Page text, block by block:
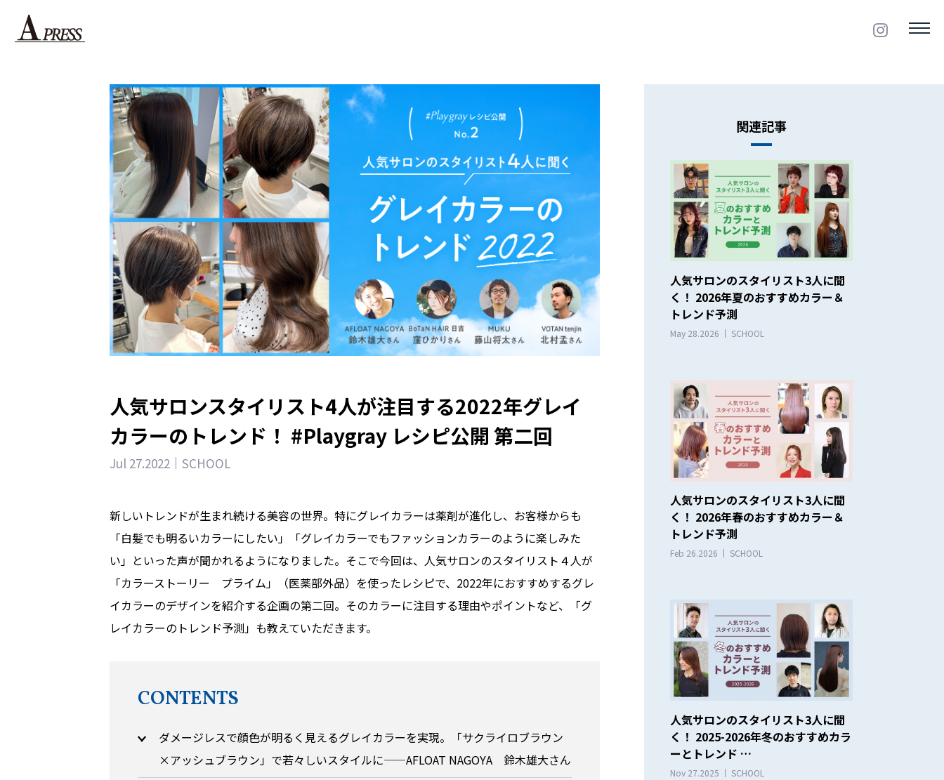
人気サロンスタイリスト4人が注目する2022年グレイ
カラーのトレンド！ #Playgray レシピ公開 第二回
Jul 27.2022 SCHOOL
新しいトレンドが生まれ続ける美容の世界。特にグレイカラーは薬剤が進化し、お客様からも
「白髪でも明るいカラーにしたい」「グレイカラーでもファッションカラーのように楽しみた
い」といった声が聞かれるようになりました。そこで今回は、人気サロンのスタイリスト４人が
「カラーストーリー プライム」（医薬部外品）を使ったレシピで、2022年におすすめするグレ
イカラーのデザインを紹介する企画の第二回。そのカラーに注目する理由やポイントなど、「グ
レイカラーのトレンド予測」も教えていただきます。
CONTENTS
ダメージレスで顔色が明るく見えるグレイカラーを実現。「サクライロブラウン
×アッシュブラウン」で若々しいスタイルに——AFLOAT NAGOYA 鈴木雄大さん
関連記事
人気サロンのスタイリスト3人に聞
く！ 2026年夏のおすすめカラー＆
トレンド予測
May 28.2026 SCHOOL
人気サロンのスタイリスト3人に聞
く！ 2026年春のおすすめカラー＆
トレンド予測
Feb 26.2026 SCHOOL
人気サロンのスタイリスト3人に聞
く！ 2025-2026年冬のおすすめカラ
ーとトレンド …
Nov 27.2025 SCHOOL